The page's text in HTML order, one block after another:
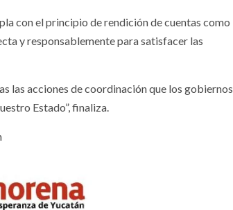
con el principio de rendición de cuentas como
y responsablemente para satisfacer las
las acciones de coordinación que los gobiernos
Estado”, finaliza.